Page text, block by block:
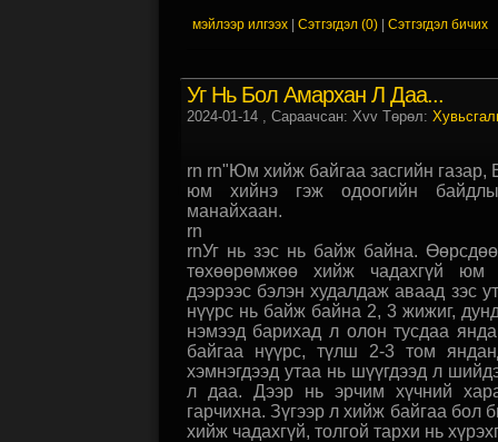
мэйлээр илгээх Сэтгэгдэл (0)| Сэтгэгдэл бичих
Уг Нь Бол Амархан Л Даа...
2024-01-14, Сараачсан: Xvv Төрөл:
rn rn"Юм хийж байгаа засгийн газар,
юм хийнэ гэж одоогийн
манайхаан.
rn
rnУг нь зэс нь байж байна.
төхөөрөмжөө хийж чадахгүй юм
дээрээс бэлэн худалдаж аваад зэс
нүүрс нь байж байна 2, 3 жижиг,
нэмээд барихад л олон тусдаа
байгаа нүүрс, түлш 2-3 том
хэмнэгдээд утаа нь шүүгдээд л
л даа. Дээр нь эрчим хүчний
гарчихна. Зүгээр л хийж байгаа бол
хийж чадахгүй, толгой тархи нь